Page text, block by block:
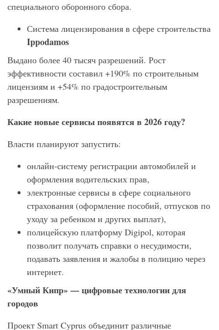
специального оборонного сбора.
Система лицензирования в сфере строительства
Ippodamos
Выдано более 40 тысяч разрешений. Рост
эффективности составил +190% по строительным
лицензиям и +54% по градостроительным
разрешениям.
Какие новые сервисы появятся в 2026 году?
Власти планируют запустить:
онлайн-систему регистрации автомобилей и
оформления водительских прав,
электронные сервисы в сфере социального
страхования (оформление пособий, отпусков по
уходу за ребенком и других выплат),
полицейскую платформу Digipol, которая
позволит получать справки о несудимости,
подавать заявления и жалобы в полицию через
интернет.
«Умный Кипр» — цифровые технологии для
городов
Проект Smart Cyprus объединит различные